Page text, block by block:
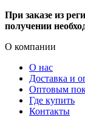
При заказе из
получении
О компании
О нас
Доставка и
Оптовым
Где купить
Контакты